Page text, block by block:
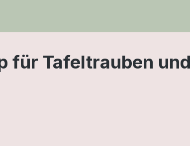
für Tafeltrauben